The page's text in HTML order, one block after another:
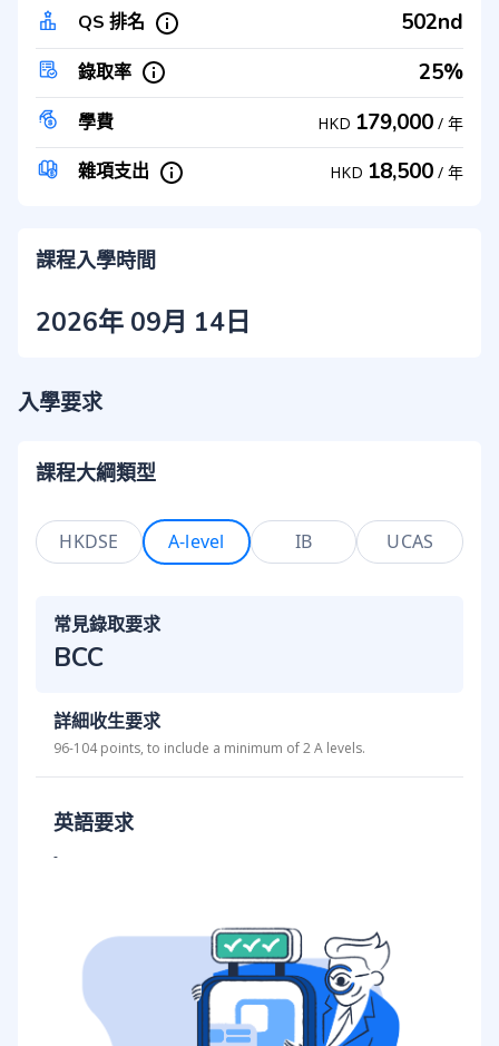
QS 排名 502nd
錄取率 25%
學費 HKD 179,000 / 年
雜項支出 HKD 18,500 / 年
課程入學時間
2026年 09月 14日
入學要求
課程大綱類型
HKDSE A-level IB UCAS
常見錄取要求
BCC
詳細收生要求
96-104 points, to include a minimum of 2 A levels.
英語要求
-